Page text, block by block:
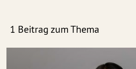
1 Beitrag zum Thema